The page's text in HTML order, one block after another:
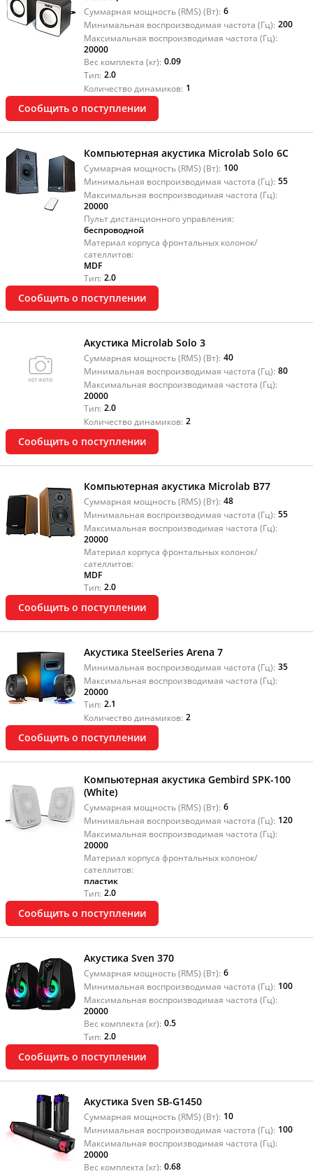
Суммарная мощность (RMS) (Вт): 6
Минимальная воспроизводимая частота (Гц): 200
Максимальная воспроизводимая частота (Гц):
20000
Вес комплекта (кг): 0.09
Тип: 2.0
Количество динамиков: 1
Сообщить о поступлении
Компьютерная акустика Microlab Solo 6C
Суммарная мощность (RMS) (Вт): 100
Минимальная воспроизводимая частота (Гц): 55
Максимальная воспроизводимая частота (Гц):
20000
Пульт дистанционного управления:
беспроводной
Материал корпуса фронтальных колонок/
сателлитов:
MDF
Тип: 2.0
Сообщить о поступлении
Акустика Microlab Solo 3
Суммарная мощность (RMS) (Вт): 40
Минимальная воспроизводимая частота (Гц): 80
Максимальная воспроизводимая частота (Гц):
20000
Тип: 2.0
Количество динамиков: 2
Сообщить о поступлении
Компьютерная акустика Microlab B77
Суммарная мощность (RMS) (Вт): 48
Минимальная воспроизводимая частота (Гц): 55
Максимальная воспроизводимая частота (Гц):
20000
Материал корпуса фронтальных колонок/
сателлитов:
MDF
Тип: 2.0
Сообщить о поступлении
Акустика SteelSeries Arena 7
Минимальная воспроизводимая частота (Гц): 35
Максимальная воспроизводимая частота (Гц):
20000
Тип: 2.1
Количество динамиков: 2
Сообщить о поступлении
Компьютерная акустика Gembird SPK-100
(White)
Суммарная мощность (RMS) (Вт): 6
Минимальная воспроизводимая частота (Гц): 120
Максимальная воспроизводимая частота (Гц):
20000
Материал корпуса фронтальных колонок/
сателлитов:
пластик
Тип: 2.0
Сообщить о поступлении
Акустика Sven 370
Суммарная мощность (RMS) (Вт): 6
Минимальная воспроизводимая частота (Гц): 100
Максимальная воспроизводимая частота (Гц):
20000
Вес комплекта (кг): 0.5
Тип: 2.0
Сообщить о поступлении
Акустика Sven SB-G1450
Суммарная мощность (RMS) (Вт): 10
Минимальная воспроизводимая частота (Гц): 100
Максимальная воспроизводимая частота (Гц):
20000
Вес комплекта (кг): 0.68